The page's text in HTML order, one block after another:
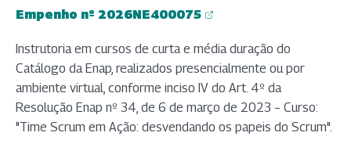
Empenho nº 2026NE400075
(abre em nova aba)
Instrutoria em cursos de curta e média duração do
Catálogo da Enap, realizados presencialmente ou por
ambiente virtual, conforme inciso IV do Art. 4º da
Resolução Enap nº 34, de 6 de março de 2023 – Curso:
"Time Scrum em Ação: desvendando os papeis do Scrum".